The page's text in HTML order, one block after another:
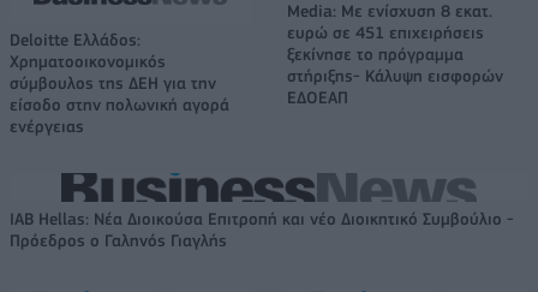
Deloitte Ελλάδος:
Χρηματοοικονομικός
σύμβουλος της ΔΕΗ για την
είσοδο στην πολωνική αγορά
ενέργειας
Media: Με ενίσχυση 8 εκατ.
ευρώ σε 451 επιχειρήσεις
ξεκίνησε το πρόγραμμα
στήριξης- Κάλυψη εισφορών
ΕΔΟΕΑΠ
IAB Hellas: Νέα Διοικούσα Επιτροπή και νέο Διοικητικό Συμβούλιο -
Πρόεδρος ο Γαληνός Γιαγλής